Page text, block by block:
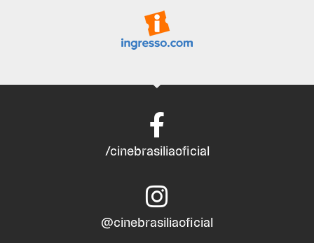
/cinebrasiliaoficial
@cinebrasiliaoficial